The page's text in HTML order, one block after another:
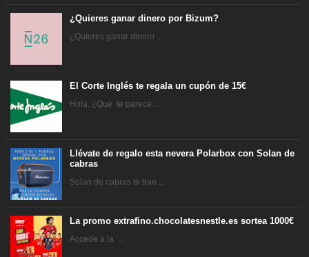
¿Quieres ganar dinero por Bizum?
¿Quieres ganar dinero ...
El Corte Inglés te regala un cupón de 15€
Hola, ¿Qué te parece ...
Llévate de regalo esta nevera Polarbox con Solan de
cabras
Solan de cabras te trae ...
La promo extrafino.chocolatesnestle.es sortea 1000€
Accede a la ...